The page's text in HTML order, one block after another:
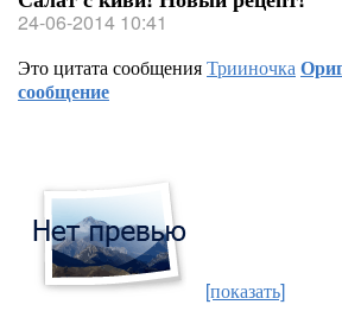
24-06-2014 10:41
Это цитата сообщенияТрииночка
сообщение
[показать]